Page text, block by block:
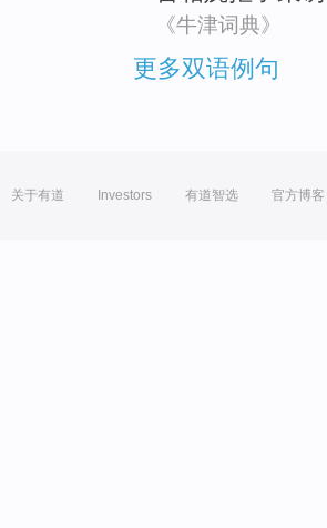
《牛津词典》
更多双语例句
关于有道 Investors 有道智选 官方博客